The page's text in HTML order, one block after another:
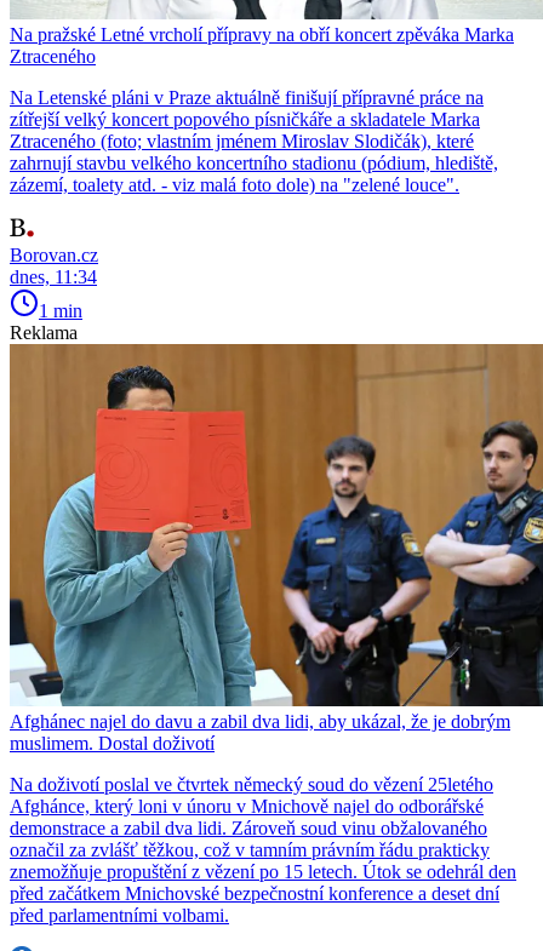
Na pražské Letné vrcholí přípravy na obří koncert zpěváka Marka
Ztraceného
Na Letenské pláni v Praze aktuálně finišují přípravné práce na
zítřejší velký koncert popového písničkáře a skladatele Marka
Ztraceného (foto; vlastním jménem Miroslav Slodičák), které
zahrnují stavbu velkého koncertního stadionu (pódium, hlediště,
zázemí, toalety atd. - viz malá foto dole) na "zelené louce".
Borovan.cz
dnes, 11:34
1 min
Reklama
Afghánec najel do davu a zabil dva lidi, aby ukázal, že je dobrým
muslimem. Dostal doživotí
Na doživotí poslal ve čtvrtek německý soud do vězení 25letého
Afghánce, který loni v únoru v Mnichově najel do odborářské
demonstrace a zabil dva lidi. Zároveň soud vinu obžalovaného
označil za zvlášť těžkou, což v tamním právním řádu prakticky
znemožňuje propuštění z vězení po 15 letech. Útok se odehrál den
před začátkem Mnichovské bezpečnostní konference a deset dní
před parlamentními volbami.